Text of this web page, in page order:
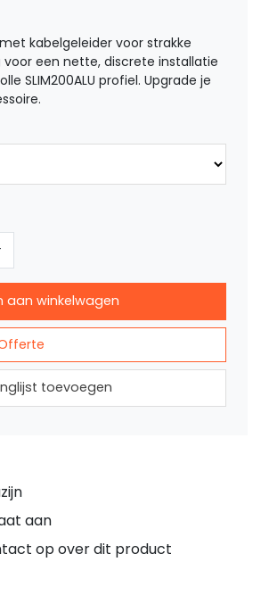
kabelgeleider voor strakke
een nette, discrete installatie
SLIM200ALU profiel. Upgrade je
aan winkelwagen
toevoegen
aan
op over dit product